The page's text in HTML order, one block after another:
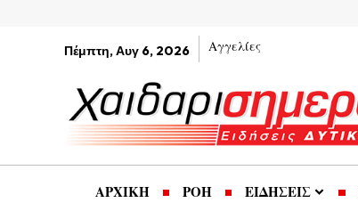
Πέμπτη, Αυγ 6, 2026 Αγγελίες
ΑΡΧΙΚΗ ΡΟΗ ΕΙΔΗΣΕΙΣ